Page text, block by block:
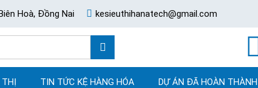
Hoà, Đồng Nai kesieuthihanatech@gmail.com
THỊ TIN TỨC KỆ HÀNG HÓA DỰ ÁN ĐÃ HOÀN THÀNH